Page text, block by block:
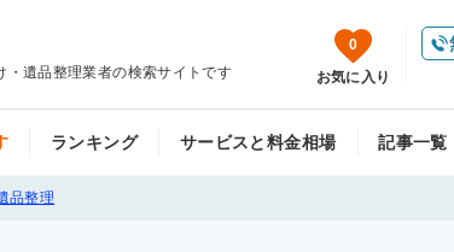
・遺品整理業者の検索サイトです
0
お気に入り
ランキング サービスと料金相場 記事一覧
品整理